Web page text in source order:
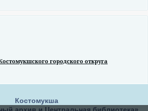
городского откруга
Костомукша